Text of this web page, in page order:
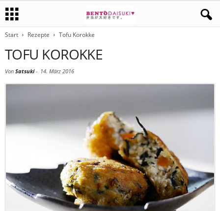
Start Rezepte Tofu Korokke
TOFU KOROKKE
Von Satsuki- 14. März 2016